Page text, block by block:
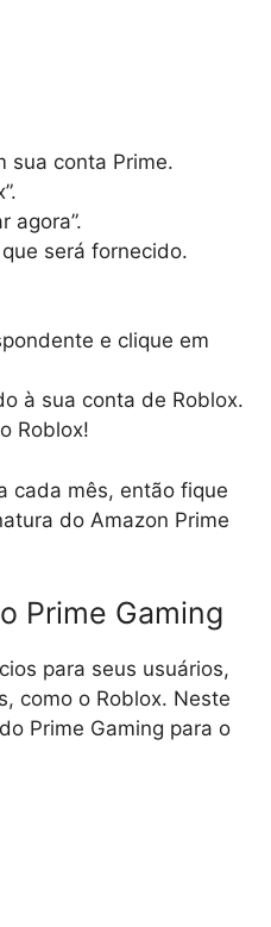
sua conta Prime.
agora”.
será fornecido.
e clique em
à sua conta de Roblox.
Roblox!
cada mês, então fique
do Amazon Prime
Prime Gaming
para seus usuários,
como o Roblox. Neste
Prime Gaming para o